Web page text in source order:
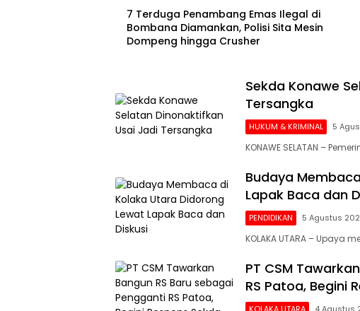
7 Terduga Penambang Emas Ilegal di
Bombana Diamankan, Polisi Sita Mesin
Dompeng hingga Crusher
Sekda Konawe
Tersangka
HUKUM & KRIMINAL 5
KONAWE SELATAN –
Budaya
Lapak Baca dan
PENDIDIKAN 5 Agustus
KOLAKA UTARA –
PT CSM
RS Patoa, Begini